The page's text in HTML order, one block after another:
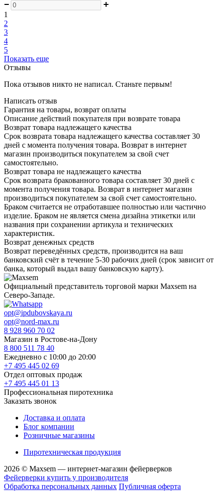
1
2
3
4
5
Показать еще
Отзывы
Пока отзывов никто не написал. Станьте первым!
Написать отзыв
Гарантия на товары, возврат оплаты
Описание действий покупателя при возврате товара
Возврат товара надлежащего качества
Срок возврата товара надлежащего качества составляет 30
дней с момента получения товара. Возврат в интернет
магазин производиться покупателем за свой счет
самостоятельно.
Возврат товара не надлежащего качества
Срок возврата бракованного товара составляет 30 дней с
момента получения товара. Возврат в интернет магазин
производиться покупателем за свой счет самостоятельно.
Браком считается не отработавшее полностью или частично
изделие. Браком не является смена дизайна этикетки или
названия при сохранении артикула и технических
характеристик.
Возврат денежных средств
Возврат переведённых средств, производится на ваш
банковский счёт в течение 5-30 рабочих дней (срок зависит от
банка, который выдал вашу банковскую карту).
Официальный представитель торговой марки Maxsem на
Северо-Западе.
opt@ipdubovskaya.ru
opt@nord-max.ru
8 928 960 70 02
Магазин в Ростове-на-Дону
8 800 511 78 40
Ежедневно с 10:00 до 20:00
+7 495 445 02 69
Отдел оптовых продаж
+7 495 445 01 13
Профессиональная пиротехника
Заказать звонок
Доставка и оплата
Блог компании
Розничные магазины
Пиротехническая продукция
2026 © Maxsem — интернет-магазин фейерверков
Фейерверки купить у производителя
Обработка персональных данных Публичная оферта